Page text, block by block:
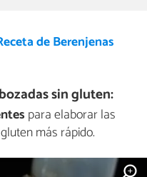
de Berenjenas
sin gluten:
para elaborar las
más rápido.